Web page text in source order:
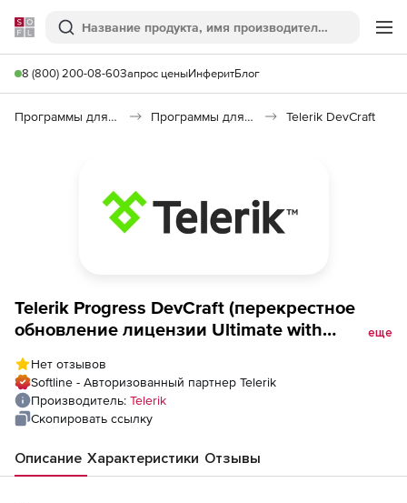
Softline
Поиск
8 (800) 200-08-60Запрос ценыИнферитБлог
Программы для программирования Программы для разработки ПО Telerik DevCraft
Telerik Progress DevCraft (перекрестное
обновление лицензии Ultimate with
for Xamarin Developer License
еще
Нет отзывов
Softline - Авторизованный партнер Telerik
Производитель: Telerik
Скопировать ссылку
Описание Характеристики Отзывы